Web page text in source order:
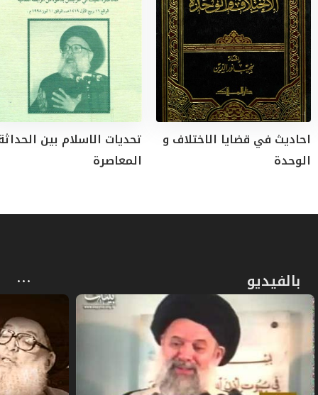
احاديث في قضايا الاختلاف و
الوحدة
تحديات الاسلام بين
المعاصرة
بالفيديو